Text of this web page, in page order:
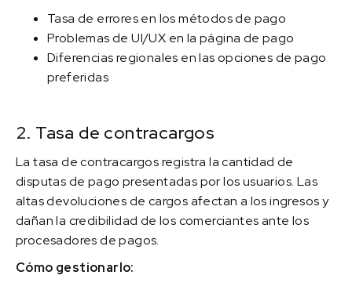
Tasa de errores en los métodos de pago
Problemas de UI/UX en la página de pago
Diferencias regionales en las opciones de pago
preferidas
2. Tasa de contracargos
La tasa de contracargos registra la cantidad de
disputas de pago presentadas por los usuarios. Las
altas devoluciones de cargos afectan a los ingresos y
dañan la credibilidad de los comerciantes ante los
procesadores de pagos.
Cómo gestionarlo: